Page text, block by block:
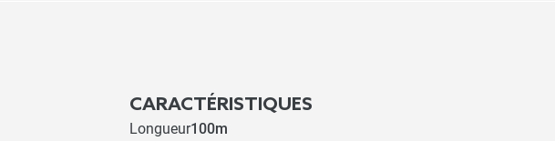
CARACTÉRISTIQUES
Longueur100m